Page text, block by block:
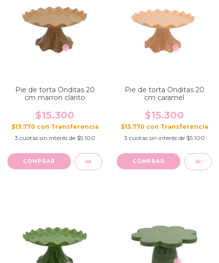
Pie de torta Onditas 20
cm marron clarito
$15.300
$13.770 con
3 cuotas sin interés de $5.100
Pie de torta Onditas 20
cm caramel
$15.300
$13.770 con
3 cuotas sin interés de $5.100